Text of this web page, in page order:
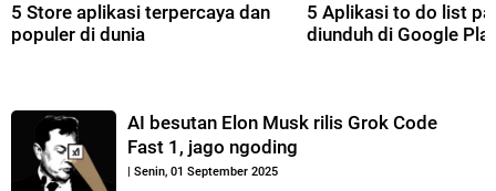
5 Store aplikasi terpercaya dan
populer di dunia
5 Aplikasi to do list
diunduh di Google
AI besutan Elon Musk rilis Grok Code
Fast 1, jago ngoding
| Senin, 01 September 2025